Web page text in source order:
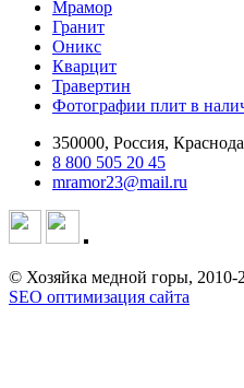
Мрамор
Гранит
Оникс
Кварцит
Травертин
Фотографии плит в
350000, Россия,
8 800 505 20 45
mramor23@mail.ru
© Хозяйка медной горы, 2010-
SEO оптимизация сайта